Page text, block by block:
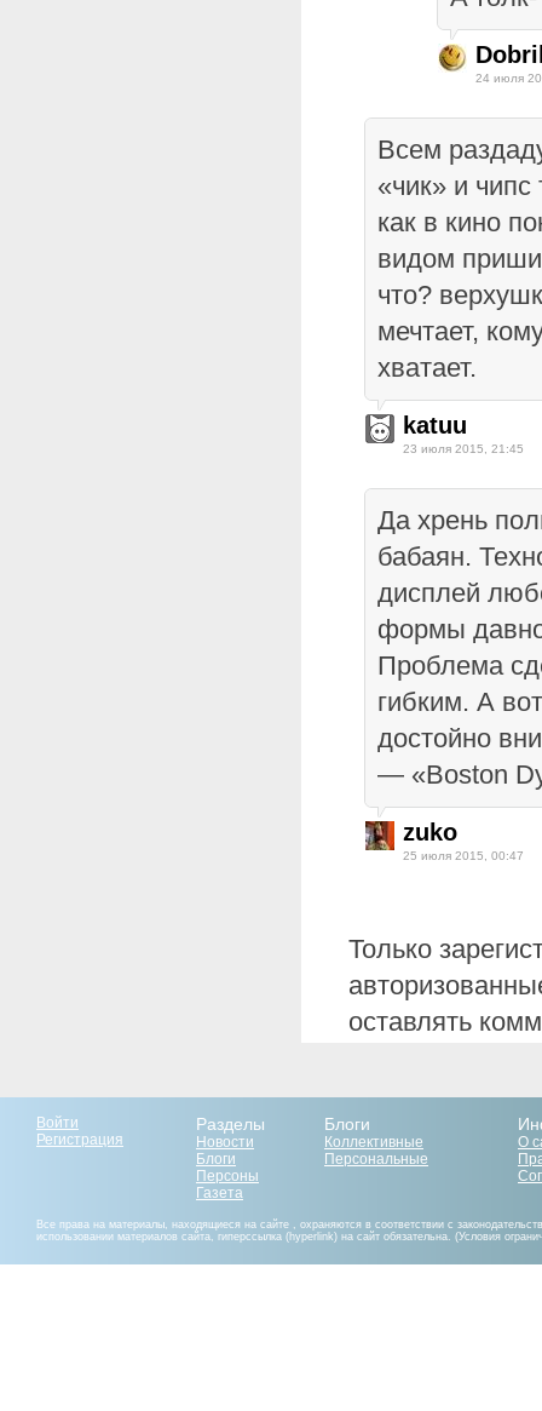
24 июля
Всем
«чик» и
как в кино
видом
что?
мечтает,
хватает.
katuu
23 июля 2015, 21:45
Да хрень
бабаян.
дисплей
формы
Проблема
гибким. А
достойно
— «Boston
zuko
25 июля 2015, 00:47
Только
оставлять
Войти
Регистрация
Разделы
Новости
Блоги
Персоны
Газета
Блоги
Коллективные
Персональные
О
Все права на материалы, находящиеся на сайте , охраняются в соответствии с
использовании материалов сайта, гиперссылка (hyperlink) на сайт обязательна. (Условия